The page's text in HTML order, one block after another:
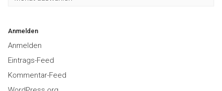
Anmelden
Anmelden
Eintrags-Feed
Kommentar-Feed